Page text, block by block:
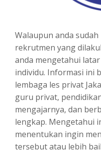
Walaupun anda
rekrutmen yang
anda mengetahui
individu. Informasi ini
lembaga les privat
guru privat,
mengajarnya, dan
lengkap. Mengetahui
menentukan ingin
tersebut atau lebih